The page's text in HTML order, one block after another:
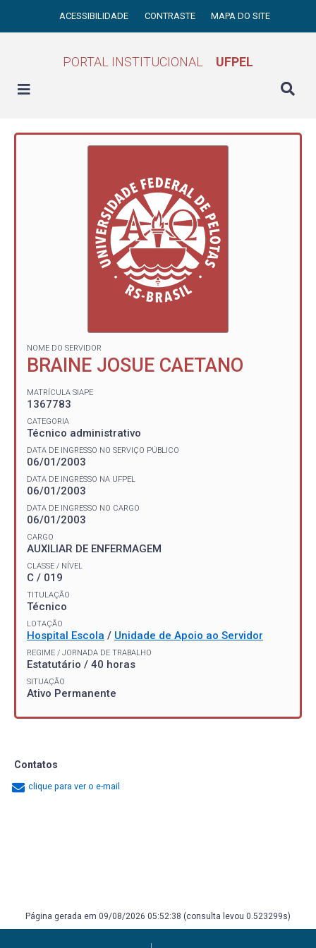
ACESSIBILIDADE CONTRASTE MAPA DO SITE
PORTAL INSTITUCIONAL UFPEL
NOME DO SERVIDOR
BRAINE JOSUE CAETANO
MATRÍCULA SIAPE
1367783
CATEGORIA
Técnico administrativo
DATA DE INGRESSO NO SERVIÇO PÚBLICO
06/01/2003
DATA DE INGRESSO NA UFPEL
06/01/2003
DATA DE INGRESSO NO CARGO
06/01/2003
CARGO
AUXILIAR DE ENFERMAGEM
CLASSE / NÍVEL
C / 019
TITULAÇÃO
Técnico
LOTAÇÃO
Hospital Escola / Unidade de Apoio ao Servidor
REGIME / JORNADA DE TRABALHO
Estatutário / 40 horas
SITUAÇÃO
Ativo Permanente
Contatos
clique para ver o e-mail
Página gerada em 09/08/2026 05:52:38 (consulta levou 0.523299s)